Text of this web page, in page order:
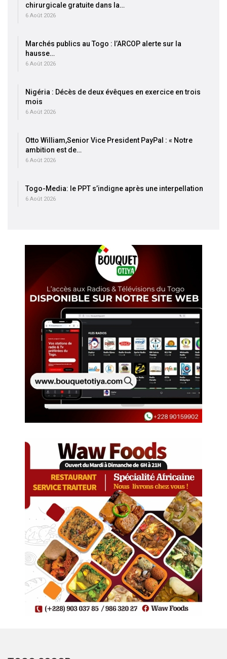
chirurgicale gratuite dans la…
6 Août 2026
Marchés publics au Togo : l’ARCOP alerte sur la
hausse…
6 Août 2026
Nigéria : Décès de deux évêques en exercice en trois
mois
6 Août 2026
Otto William,Senior Vice President PayPal : « Notre
ambition est de…
6 Août 2026
Togo-Media: le PPT s’indigne après une interpellation
6 Août 2026